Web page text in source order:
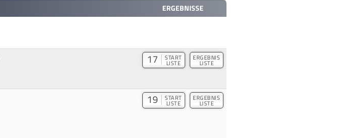
ERGEBNISSE
17 START
LISTE
ERGEBNIS
LISTE
19 START
LISTE
ERGEBNIS
LISTE